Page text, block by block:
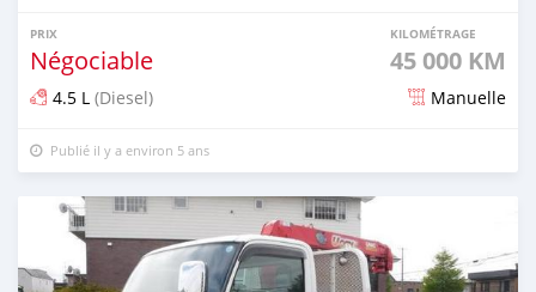
PRIX
Négociable
KILOMÉTRAGE
45 000 KM
4.5 L (Diesel) Manuelle
Publié il y a environ 5 ans